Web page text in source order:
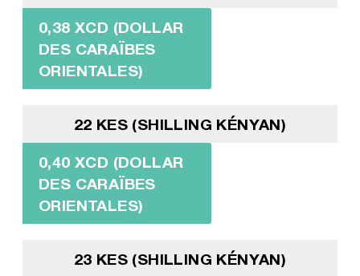
0,38 XCD (DOLLAR
DES CARAÏBES
ORIENTALES)
22 KES (SHILLING KÉNYAN)
0,40 XCD (DOLLAR
DES CARAÏBES
ORIENTALES)
23 KES (SHILLING KÉNYAN)